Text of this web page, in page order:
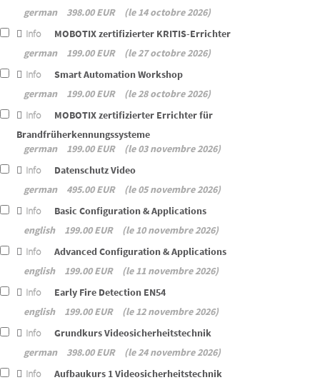
german
398.00 EUR
le 14 octobre 2026
Info
MOBOTIX zertifizierter KRITIS-Errichter
german
199.00 EUR
le 27 octobre 2026
Info
Smart Automation Workshop
german
199.00 EUR
le 28 octobre 2026
Info
MOBOTIX zertifizierter Errichter für
Brandfrüherkennungssysteme
german
199.00 EUR
le 03 novembre 2026
Info
Datenschutz Video
german
495.00 EUR
le 05 novembre 2026
Info
Basic Configuration & Applications
english
199.00 EUR
le 10 novembre 2026
Info
Advanced Configuration & Applications
english
199.00 EUR
le 11 novembre 2026
Info
Early Fire Detection EN54
english
199.00 EUR
le 12 novembre 2026
Info
Grundkurs Videosicherheitstechnik
german
398.00 EUR
le 24 novembre 2026
Info
Aufbaukurs 1 Videosicherheitstechnik